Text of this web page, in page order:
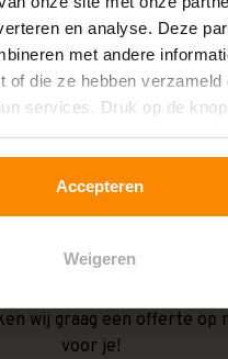
en analyse. Deze
met andere
of die ze hebben verzameld
services. Druk op de
Accepteren
Weigeren
wij graag een offerte op
voor je!